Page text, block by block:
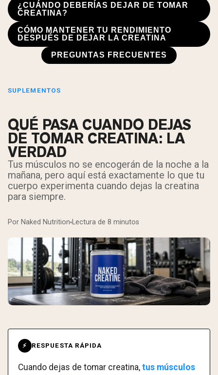
¿CUÁNDO DEBERÍAS DEJAR DE TOMAR
CREATINA?
CÓMO MANTENER TU RENDIMIENTO
DESPUÉS DE DEJAR LA CREATINA
PREGUNTAS FRECUENTES
SUPLEMENTOS
QUÉ PASA CUANDO DEJAS
DE TOMAR CREATINA: LA
VERDAD
Tus músculos no se encogerán de la noche a la
mañana, pero aquí está exactamente lo que tu
cuerpo experimenta cuando dejas la creatina
para siempre.
Por Naked Nutrition Lectura de 8 minutos
⚡ RESPUESTA RÁPIDA
Cuando dejas de tomar creatina, tus músculos